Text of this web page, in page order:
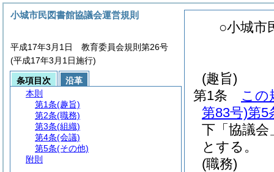
○小城市
(趣旨)
第1条
この
第83号)第5
下「協議
とする。
(職務)
小城市民図書館協議会運営規則
平成17年3月1日 教育委員会規則第26号
(平成17年3月1日施行)
条項目次
沿革
本則
第1条(趣旨)
第2条(職務)
第3条(組織)
第4条(会議)
第5条(その他)
附則